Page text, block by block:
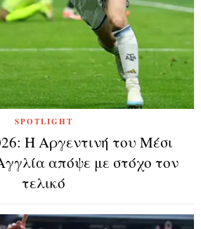
SPOTLIGHT
Η Αργεντινή του Μέσι
απόψε με στόχο τον
τελικό